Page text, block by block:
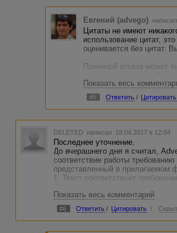
Евгений (advego)
Цитаты не имеют
использование цитат,
оценивается без цитат.
Причиной отказа может
заказчиком в обсуждении
Показать весь
#5 Ответить / Цитировать
DELETED написал 18.04.2017 в 12:04
Последнее уточнение.
До вчерашнего дня я считал,
соответствие работы
представленный в прилагаемом
1. Текст соответствует
уникальными, поскольку это
3. Арбитр указал на рерайт 2-х
(см. файл).
Вопросы:
Показать весь комментарий
#6 Ответить / Цитировать /